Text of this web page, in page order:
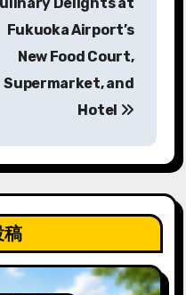
Fukuoka Airport’s
New Food Court,
Supermarket, and
Hotel
稿